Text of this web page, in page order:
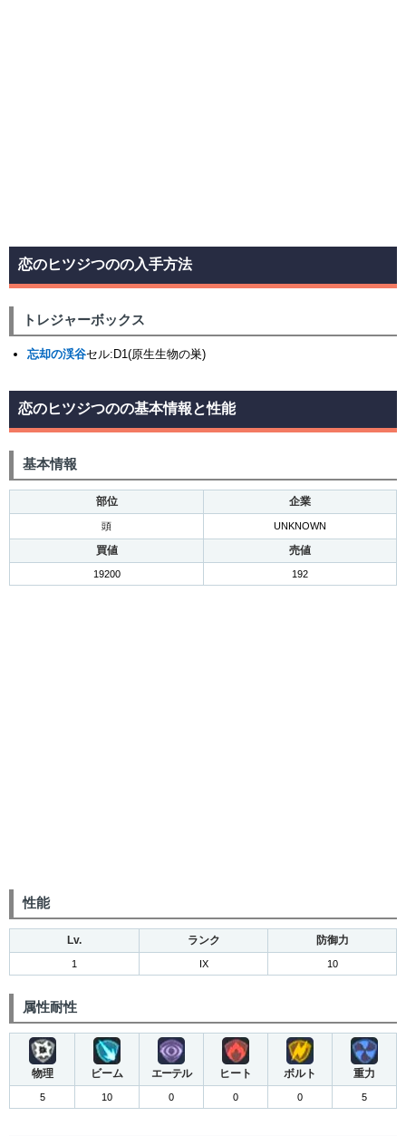
恋のヒツジつのの入手方法
トレジャーボックス
忘却の渓谷セル:D1(原生生物の巣)
恋のヒツジつのの基本情報と性能
基本情報
部位 企業
頭 UNKNOWN
買値 売値
19200 192
性能
Lv. ランク 防御力
1 IX 10
属性耐性
物理 ビーム エーテル ヒート ボルト 重力
5 10 0 0 0 5